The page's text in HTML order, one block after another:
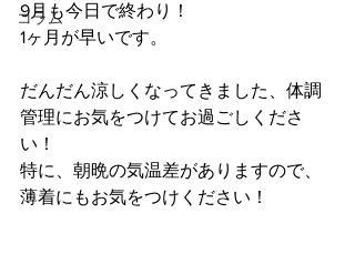
コラム
9月も今日で終わり！
1ヶ月が早いです。
だんだん涼しくなってきました、体調
管理にお気をつけてお過ごしくださ
い！
特に、朝晩の気温差がありますので、
薄着にもお気をつけください！